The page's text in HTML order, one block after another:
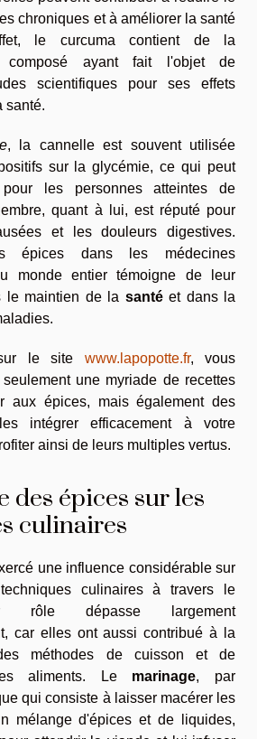
chroniques et à améliorer la santé
le curcuma contient de la
composé ayant fait l'objet de
scientifiques pour ses effets
santé.
, la cannelle est souvent utilisée
sur la glycémie, ce qui peut
les personnes atteintes de
quant à lui, est réputé pour
et les douleurs digestives.
épices dans les médecines
monde entier témoigne de leur
le maintien de la santéet dans la
le site www.lapopotte.fr, vous
une myriade de recettes
aux épices, mais également des
intégrer efficacement à votre
ainsi de leurs multiples vertus.
des épices sur les
culinaires
une influence considérable sur
culinaires à travers le
rôle dépasse largement
car elles ont aussi contribué à la
méthodes de cuisson et de
aliments. Le marinage, par
qui consiste à laisser macérer les
mélange d'épices et de liquides,